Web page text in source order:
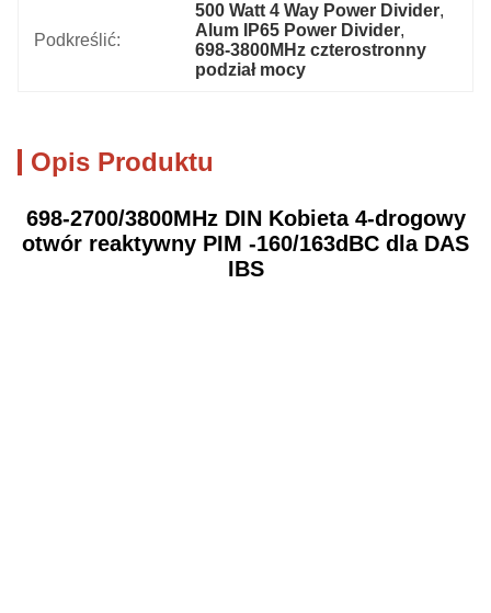
Podkreślić:
500 Watt 4 Way Power Divider,
Alum IP65 Power Divider,
698-3800MHz czterostronny
podział mocy
Opis Produktu
698-2700/3800MHz DIN Kobieta 4-drogowy
otwór reaktywny PIM -160/163dBC dla DAS
IBS